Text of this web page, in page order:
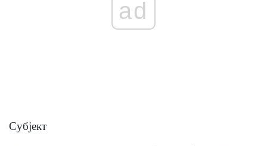
ad
Субјект